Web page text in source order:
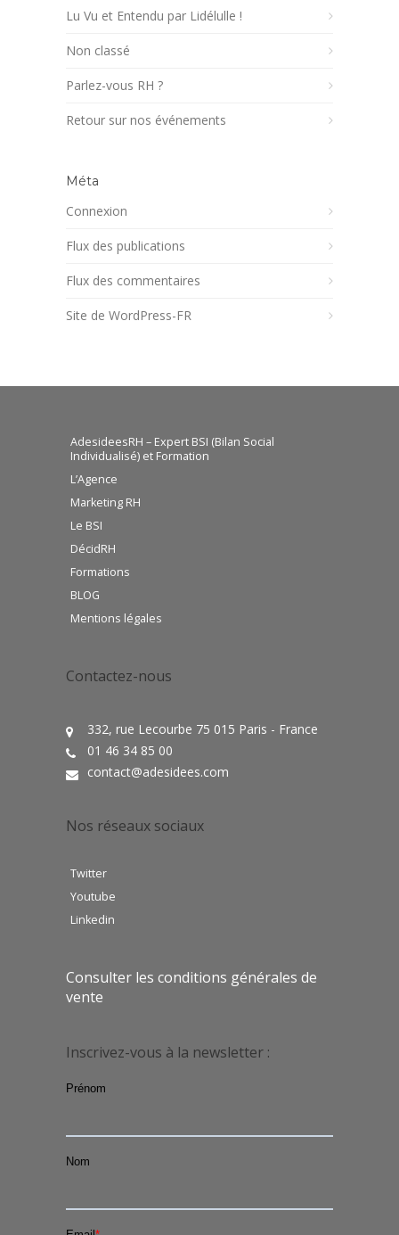
Lu Vu et Entendu par Lidélulle !
Non classé
Parlez-vous RH ?
Retour sur nos événements
Méta
Connexion
Flux des publications
Flux des commentaires
Site de WordPress-FR
AdesideesRH – Expert BSI (Bilan Social
Individualisé) et Formation
L’Agence
Marketing RH
Le BSI
DécidRH
Formations
BLOG
Mentions légales
Contactez-nous
332, rue Lecourbe 75 015 Paris - France
01 46 34 85 00
contact@adesidees.com
Nos réseaux sociaux
Twitter
Youtube
Linkedin
Consulter les conditions générales de
vente
Inscrivez-vous à la newsletter :